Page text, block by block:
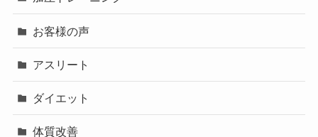
お客様の声
アスリート
ダイエット
体質改善